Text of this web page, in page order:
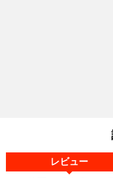
レビュー